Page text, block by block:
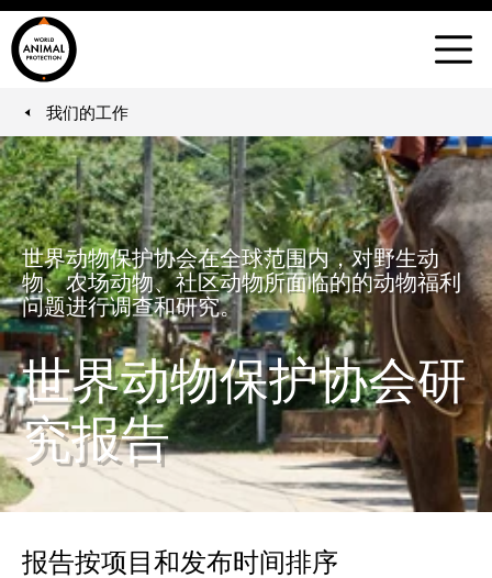
界
物
保
护
协
会
菜
You are here:
我们的工作
世界动物保护协会研
究报告
世界动物保护协会在全球范围内，对野生动
物、农场动物、社区动物所面临的的动物福利
问题进行调查和研究。
报告按项目和发布时间排序